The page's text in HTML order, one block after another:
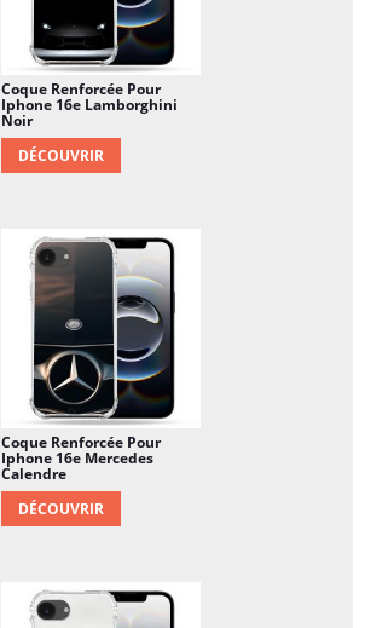
Coque Renforcée Pour
Iphone 16e Lamborghini
Noir
DÉCOUVRIR
Coque Renforcée Pour
Iphone 16e Mercedes
Calendre
DÉCOUVRIR